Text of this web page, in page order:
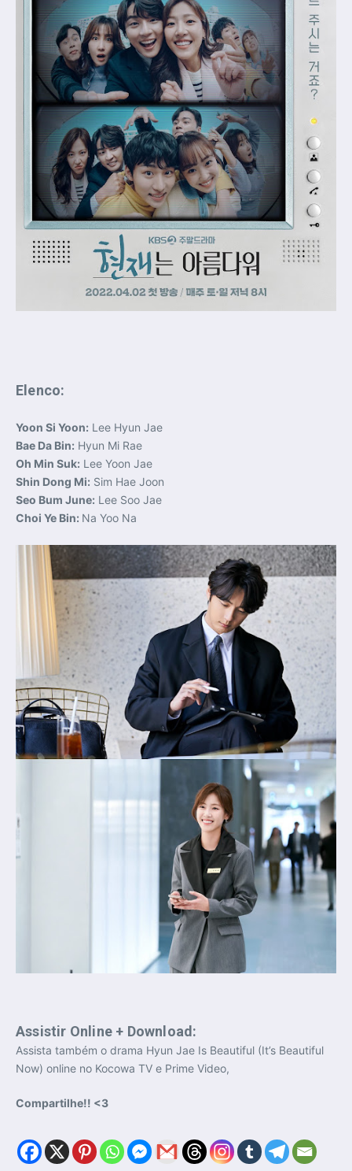
Elenco:
Yoon Si Yoon: Lee Hyun Jae
Bae Da Bin: Hyun Mi Rae
Oh Min Suk: Lee Yoon Jae
Shin Dong Mi: Sim Hae Joon
Seo Bum June: Lee Soo Jae
Choi Ye Bin: Na Yoo Na
Assistir Online + Download:
Assista também o drama Hyun Jae Is Beautiful (It’s Beautiful
Now) online no Kocowa TV e Prime Video,
Compartilhe!! <3